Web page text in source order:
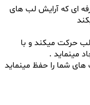
ای که آرایش لب های
حرکت میکند و با
مینماید .
های شما را حفظ مینماید